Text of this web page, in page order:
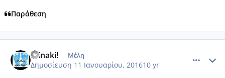
Παράθεση
Minaki! Μέλη
Δημοσίευση 11 Ιανουαρίου, 201610 yr